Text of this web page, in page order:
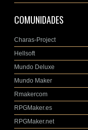
COMUNIDADES
Charas-Project
Hellsoft
Mundo Deluxe
Mundo Maker
Rmakercom
RPGMaker.es
RPGMaker.net